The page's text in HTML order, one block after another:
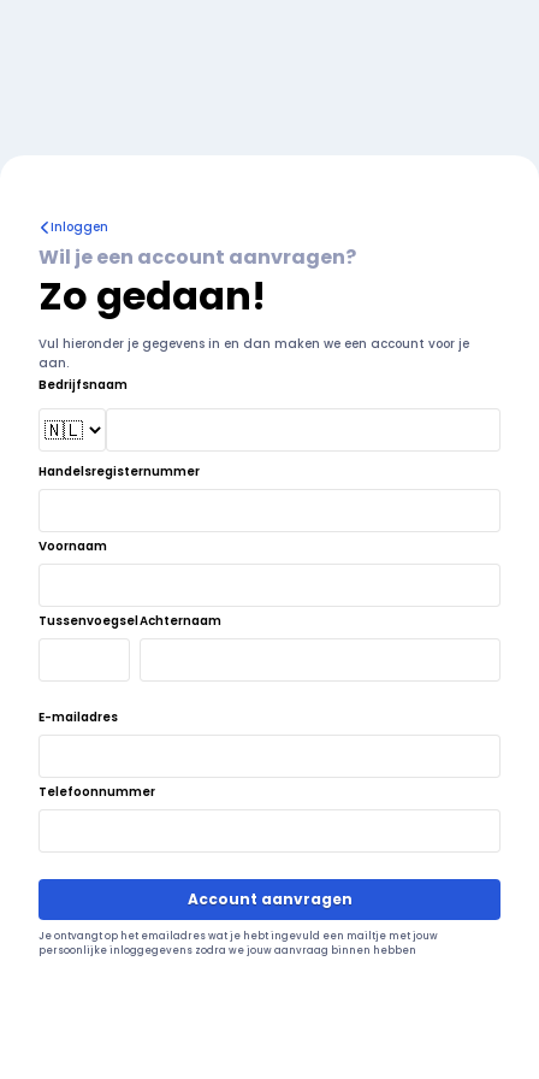
Inloggen
Wil je een account aanvragen?
Zo gedaan!
Vul hieronder je gegevens in en dan maken we een account voor je
aan.
Bedrijfsnaam
Handelsregisternummer
Voornaam
TussenvoegselAchternaam
E-mailadres
Telefoonnummer
Account aanvragen
Je ontvangt op het emailadres wat je hebt ingevuld een mailtje met jouw
persoonlijke inloggegevens zodra we jouw aanvraag binnen hebben